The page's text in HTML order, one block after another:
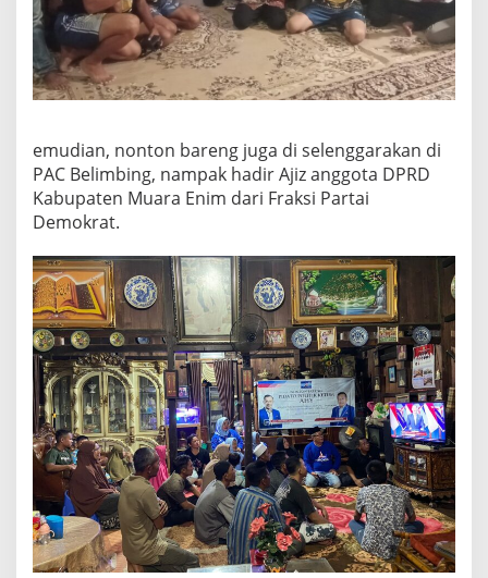
emudian, nonton bareng juga di selenggarakan di
PAC Belimbing, nampak hadir Ajiz anggota DPRD
Kabupaten Muara Enim dari Fraksi Partai
Demokrat.